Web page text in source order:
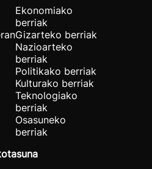
Ekonomiako
berriak
Gizarteko berriak
Nazioarteko
berriak
Politikako berriak
Kulturako berriak
Teknologiako
berriak
Osasuneko
berriak